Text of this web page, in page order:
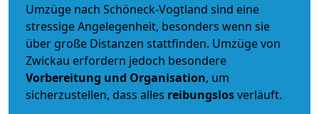
Umzüge nach Schöneck-Vogtland sind eine
stressige Angelegenheit, besonders wenn sie
über große Distanzen stattfinden. Umzüge von
Zwickau erfordern jedoch besondere
Vorbereitung und Organisation, um
sicherzustellen, dass alles reibungslosverläuft.